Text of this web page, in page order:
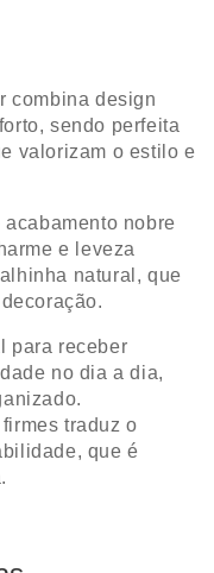
combina design
sendo perfeita
valorizam o estilo e
nobre
e leveza
natural, que
para receber
no dia a dia,
traduz o
que é